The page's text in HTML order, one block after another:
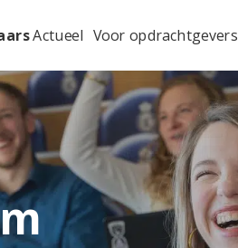
Actueel Voor opdrachtgevers